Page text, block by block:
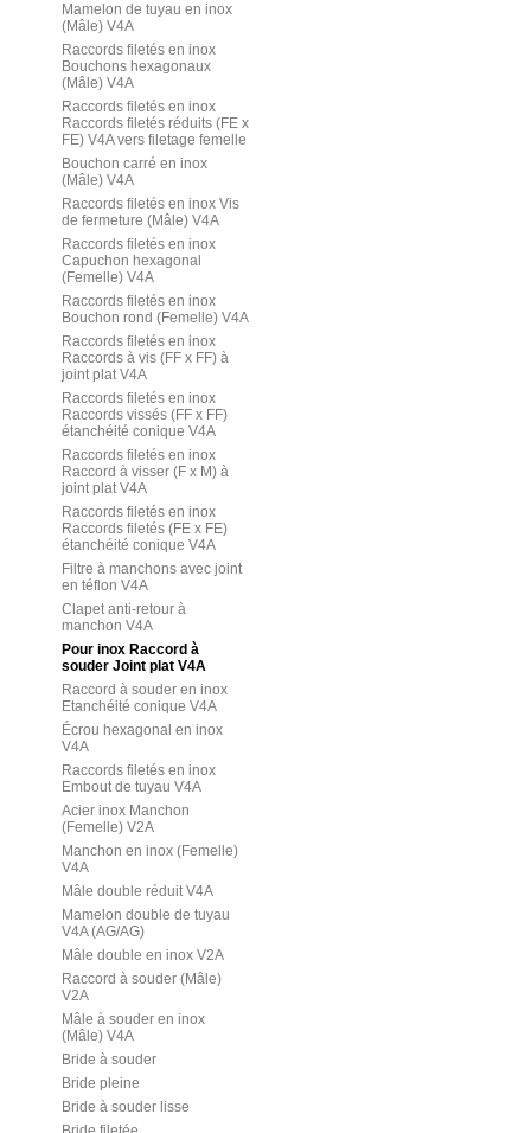
Mamelon de tuyau en inox
(Mâle) V4A
Raccords filetés en inox
Bouchons hexagonaux
(Mâle) V4A
Raccords filetés en inox
Raccords filetés réduits (FE x
FE) V4A vers filetage femelle
Bouchon carré en inox
(Mâle) V4A
Raccords filetés en inox Vis
de fermeture (Mâle) V4A
Raccords filetés en inox
Capuchon hexagonal
(Femelle) V4A
Raccords filetés en inox
Bouchon rond (Femelle) V4A
Raccords filetés en inox
Raccords à vis (FF x FF) à
joint plat V4A
Raccords filetés en inox
Raccords vissés (FF x FF)
étanchéité conique V4A
Raccords filetés en inox
Raccord à visser (F x M) à
joint plat V4A
Raccords filetés en inox
Raccords filetés (FE x FE)
étanchéité conique V4A
Filtre à manchons avec joint
en téflon V4A
Clapet anti-retour à
manchon V4A
Pour inox Raccord à
souder Joint plat V4A
Raccord à souder en inox
Etanchéité conique V4A
Écrou hexagonal en inox
V4A
Raccords filetés en inox
Embout de tuyau V4A
Acier inox Manchon
(Femelle) V2A
Manchon en inox (Femelle)
V4A
Mâle double réduit V4A
Mamelon double de tuyau
V4A (AG/AG)
Mâle double en inox V2A
Raccord à souder (Mâle)
V2A
Mâle à souder en inox
(Mâle) V4A
Bride à souder
Bride pleine
Bride à souder lisse